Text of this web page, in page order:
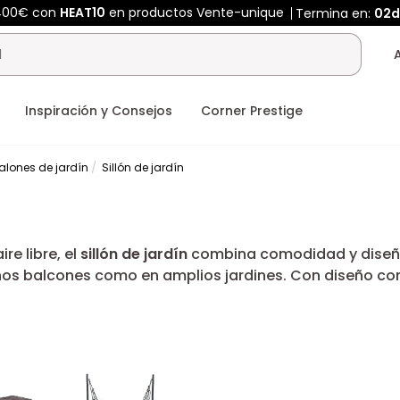
con HEAT10 en productos Vente-unique Termina en: 02d
Inspiración y Consejos Corner Prestige
de jardín Sillón de jardín
libre, el sillón de jardín combina comodidad y
balcones como en amplios jardines. Con diseño